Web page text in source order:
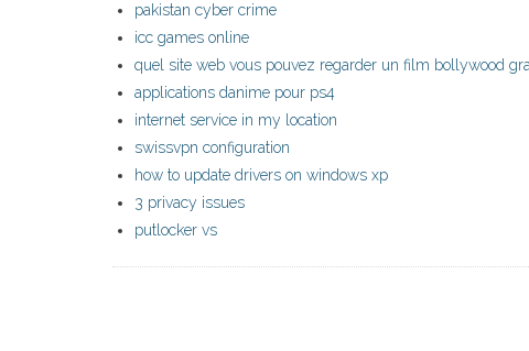
pakistan cyber crime
icc games online
quel site web vous pouvez regarder un film bollywood
applications danime pour ps4
internet service in my location
swissvpn configuration
how to update drivers on windows xp
3 privacy issues
putlocker vs